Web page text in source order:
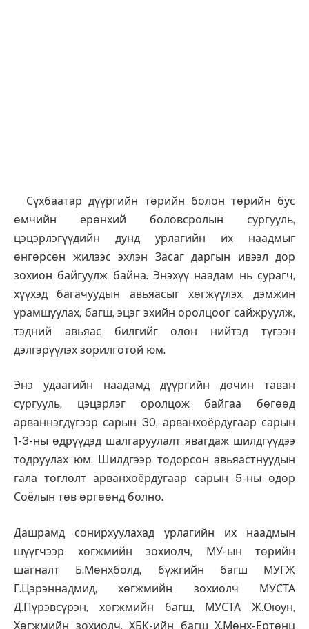
Сүхбаатар дүүргийн төрийн болон төрийн бус
өмчийн ерөнхий боловсролын сургууль,
цэцэрлэгүүдийн дунд урлагийн их наадмыг
өнгөрсөн жилээс эхлэн Засаг даргын ивээл дор
зохион байгуулж байна. Энэхүү наадам нь сурагч,
хүүхэд багачуудын авьяасыг хөгжүүлэх, дэмжин
урамшуулах, багш, эцэг эхийн оролцоог сайжруулж,
тэдний авьяас билгийг олон нийтэд түгээн
дэлгэрүүлэх зорилготой юм.
Энэ удаагийн наадамд дүүргийн дөчин таван
сургууль, цэцэрлэг оролцож байгаа бөгөөд
арваннэгдүгээр сарын 30, арванхоёрдугаар сарын
1-3-ны өдрүүдэд шалгаруулалт явагдаж шилдгүүдээ
тодруулах юм. Шилдгээр тодорсон авьяастнуудын
гала тоглолт арванхоёрдугаар сарын 5-ны өдөр
Соёлын төв өргөөнд болно.
Дашрамд сонирхуулахад урлагийн их наадмын
шүүгчээр хөгжмийн зохиолч, МУ-ын төрийн
шагналт Б.Мөнхболд, бүжгийн багш МУГЖ
Г.Цэрэннадмид, хөгжмийн зохиолч МУСТА
Д.Пүрэвсүрэн, хөгжмийн багш, МУСТА Ж.Оюун,
Хөгжмийн зохиолч, ХБК-ийн багш Х.Мөнх-Ертөнц